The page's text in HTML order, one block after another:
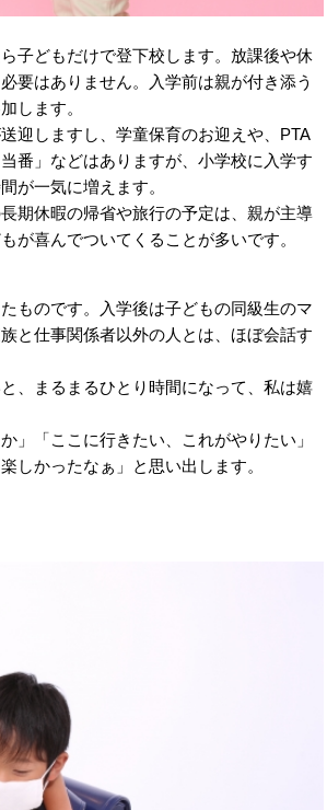
子どもだけで登下校します。放課後や休
要はありません。入学前は親が付き添う
します。
迎しますし、学童保育のお迎えや、PTA
番」などはありますが、小学校に入学す
が一気に増えます。
期休暇の帰省や旅行の予定は、親が主導
が喜んでついてくることが多いです。
ものです。入学後は子どもの同級生のマ
と仕事関係者以外の人とは、ほぼ会話す
、まるまるひとり時間になって、私は嬉
」「ここに行きたい、これがやりたい」
しかったなぁ」と思い出します。